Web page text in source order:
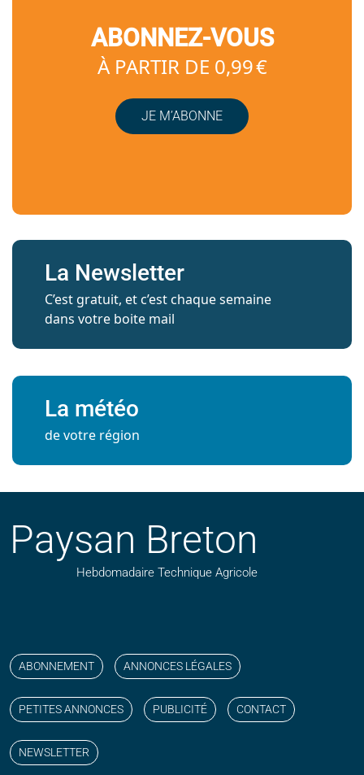
ABONNEZ-VOUS
À PARTIR DE 0,99 €
JE M’ABONNE
La Newsletter
C’est gratuit, et c’est chaque semaine
dans votre boite mail
La météo
de votre région
Paysan Breton
Hebdomadaire Technique Agricole
ABONNEMENT ANNONCES LÉGALES
PETITES ANNONCES PUBLICITÉ CONTACT
NEWSLETTER